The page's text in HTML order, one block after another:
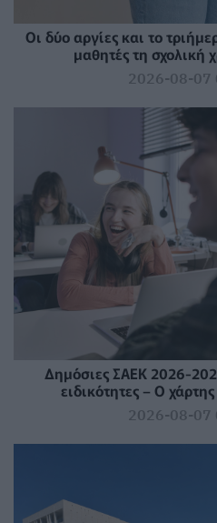
Οι δύο αργίες και το
μαθητές τη σχολική
2026-08-07
Δημόσιες ΣΑΕΚ 2026-
ειδικότητες – Ο
2026-08-07